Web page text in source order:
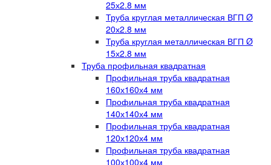
25х2.8 мм
Труба круглая металлическая ВГП Ø
20х2.8 мм
Труба круглая металлическая ВГП Ø
15х2.8 мм
Труба профильная квадратная
Профильная труба квадратная
160х160х4 мм
Профильная труба квадратная
140х140х4 мм
Профильная труба квадратная
120х120х4 мм
Профильная труба квадратная
100х100х4 мм